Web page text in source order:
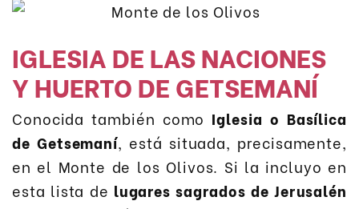
IGLESIA DE LAS NACIONES
Y HUERTO DE GETSEMANÍ
Conocida también como Iglesia o Basílica
de Getsemaní, está situada, precisamente,
en el Monte de los Olivos. Si la incluyo en
esta lista de lugares sagrados de Jerusalén